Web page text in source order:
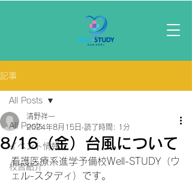
記事
All Posts
イベント情報
校舎紹介
All Posts
8/16（金）台風について
清野祥一
2024年8月15日 読了時間: 1分
看護医療系進学予備校Well-STUDY（ウ
ェル-スタディ）です。